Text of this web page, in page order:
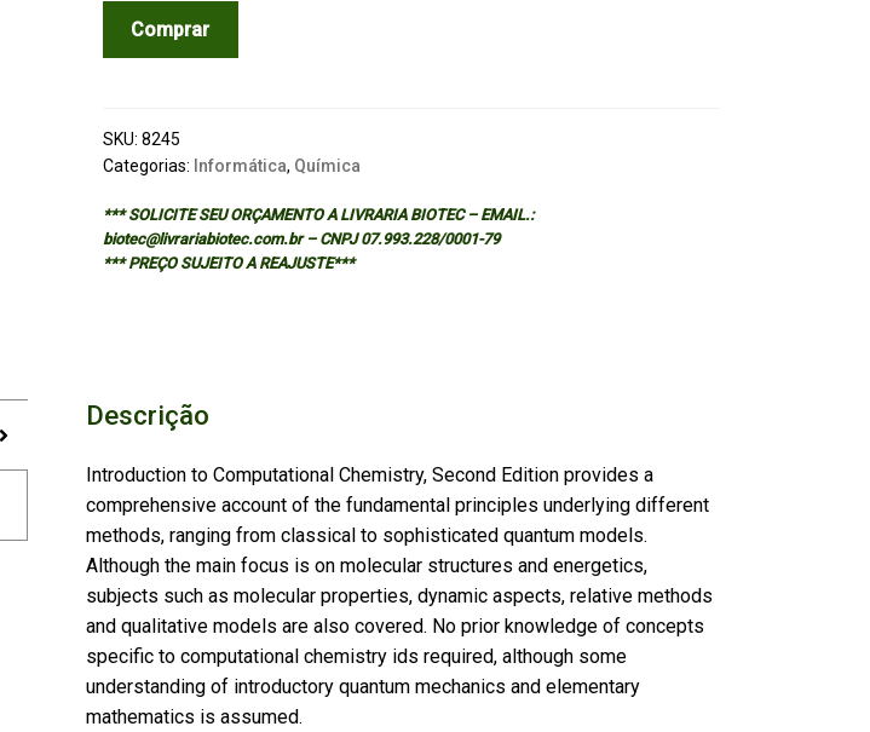
-
2/ED
Comprar
SKU: 8245
Categorias: Informática, Química
*** SOLICITE SEU ORÇAMENTO A LIVRARIA BIOTEC – EMAIL.:
biotec@livrariabiotec.com.br – CNPJ 07.993.228/0001-79
*** PREÇO SUJEITO A REAJUSTE***
Descrição
Introduction to Computational Chemistry, Second Edition provides a
comprehensive account of the fundamental principles underlying different
methods, ranging from classical to sophisticated quantum models.
Although the main focus is on molecular structures and energetics,
subjects such as molecular properties, dynamic aspects, relative methods
and qualitative models are also covered. No prior knowledge of concepts
specific to computational chemistry ids required, although some
understanding of introductory quantum mechanics and elementary
mathematics is assumed.